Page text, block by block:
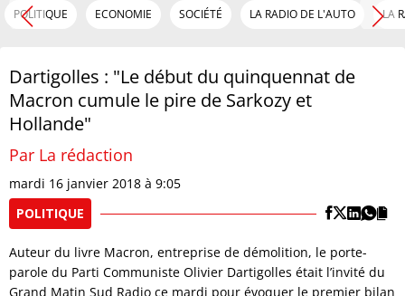
POLITIQUE ECONOMIE SOCIÉTÉ LA RADIO DE L'AUTO LA
Dartigolles : "Le début du quinquennat de
Macron cumule le pire de Sarkozy et
Hollande"
Par La rédaction
mardi 16 janvier 2018 à 9:05
POLITIQUE
Auteur du livre Macron, entreprise de démolition, le porte-
parole du Parti Communiste Olivier Dartigolles était l’invité du
Grand Matin Sud Radio ce mardi pour évoquer le premier bilan